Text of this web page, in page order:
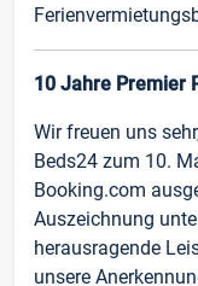
10 Jahre Premier
Wir freuen uns
Beds24 zum 10.
Booking.com
Auszeichnung
herausragende
unsere